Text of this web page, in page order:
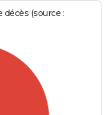
(source :